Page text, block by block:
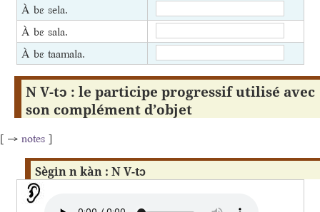
À bɛ sela.
À bɛ sala.
À bɛ taamala.
N V-tɔ : le participe progressif utilisé avec
son complément d’objet
[ → notes ]
Sègin n kàn : N V-tɔ